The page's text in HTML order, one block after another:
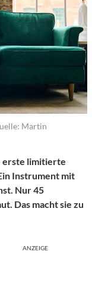
Martin
erste limitierte
Instrument mit
Nur 45
Das macht sie zu
ANZEIGE